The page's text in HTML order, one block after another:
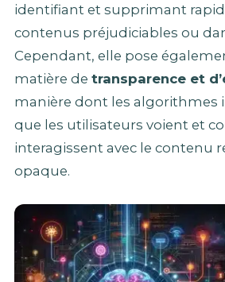
identifiant et supprimant
contenus préjudiciables ou
Cependant, elle pose
matière de transparence et
manière dont les algorithmes
que les utilisateurs voient et
interagissent avec le contenu
opaque.